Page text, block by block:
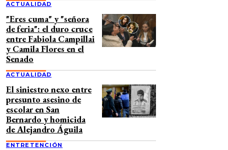
ACTUALIDAD
"Eres cuma" y "señora
de feria": el duro cruce
entre Fabiola Campillai
y Camila Flores en el
Senado
ACTUALIDAD
El siniestro nexo entre
presunto asesino de
escolar en San
Bernardo y homicida
de Alejandro Águila
ENTRETENCIÓN